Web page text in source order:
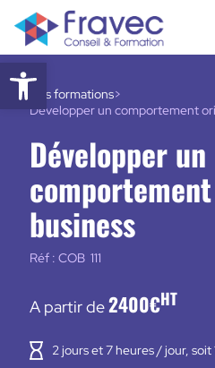
Ouvrir la barre d’outils
Nos formations>
Développer un comportement
Développer un
business
Réf : COB 111
A partir de2400€HT
2 jours et 7 heures / jour, soit